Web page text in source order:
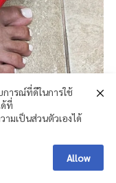
ารณ์ที่ดีในการใช้
ที่
ามเป็นส่วนตัวเองได้
Allow